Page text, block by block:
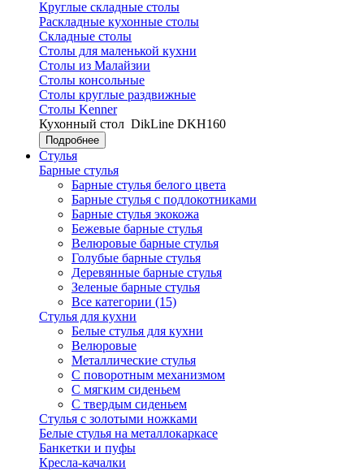
Круглые складные столы
Раскладные кухонные столы
Складные столы
Столы для маленькой кухни
Столы из Малайзии
Столы консольные
Столы круглые раздвижные
Столы Kenner
Кухонный стол DikLine DKH160
Подробнее
Стулья
Барные стулья
Барные стулья белого цвета
Барные стулья с подлокотниками
Барные стулья экокожа
Бежевые барные стулья
Велюровые барные стулья
Голубые барные стулья
Деревянные барные стулья
Зеленые барные стулья
Все категории (15)
Стулья для кухни
Белые стулья для кухни
Велюровые
Металлические стулья
С поворотным механизмом
С мягким сиденьем
С твердым сиденьем
Стулья с золотыми ножками
Белые стулья на металлокаркасе
Банкетки и пуфы
Кресла-качалки